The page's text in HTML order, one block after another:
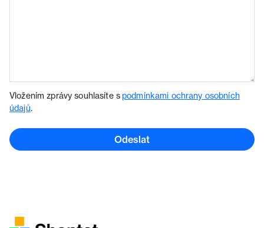
Vložením zprávy souhlasíte spodmínkami ochrany osobních
údajů.
Odeslat